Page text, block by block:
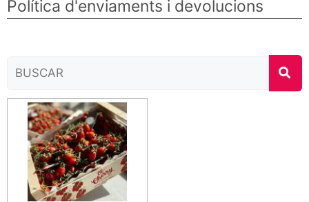
Política d'enviaments i devolucions